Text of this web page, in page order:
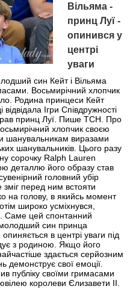
Вільяма -
принц Луї -
опинився у
центрі
уваги
син Кейт і Вільяма
Восьмирічний хлопчик
Родина принцеси Кейт
Ігри Співдружності
принц Луї. Пише ТСН. Про
хлопчик своєю
шанувальникам виразами
шанувальників. Цього разу
сорочку Ralph Lauren
деталлю його образу став
головний убір
перед ним встояти
на голову, в якийсь момент
широко усміхнувся,
Саме цей спонтанний
син принца
в центрі уваги під
з родиною. Якщо його
здається серйозним
демонструє свої емоції.
публіку своїми гримасами
королеви Єлизавети II.